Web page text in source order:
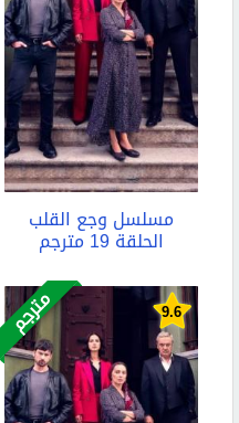
مسلسل وجع القلب
الحلقة 19 مترجم
9.6 مترجم